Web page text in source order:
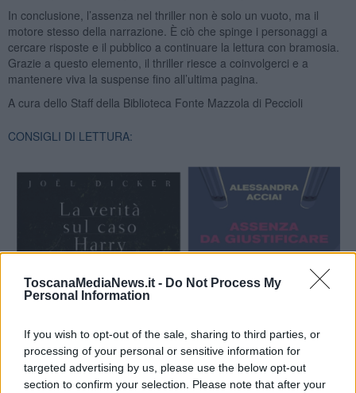
ToscanaMediaNews.it - Do Not Process My
Personal Information
If you wish to opt-out of the sale, sharing to third parties, or
processing of your personal or sensitive information for
targeted advertising by us, please use the below opt-out
section to confirm your selection. Please note that after your
In conclusione, l’assenza nel thriller non è solo un vuoto, ma il
motore stesso della narrazione. È ciò che spinge i personaggi a
cercare risposte e il pubblico a continuare la lettura con bramosia.
Grazie a questo elemento, il thriller riesce a coinvolgerci e a
mantenere viva la suspense fino all’ultima pagina.
A cura dello Staff della Biblioteca Fonte Mazzola di Peccioli
CONSIGLI DI LETTURA: